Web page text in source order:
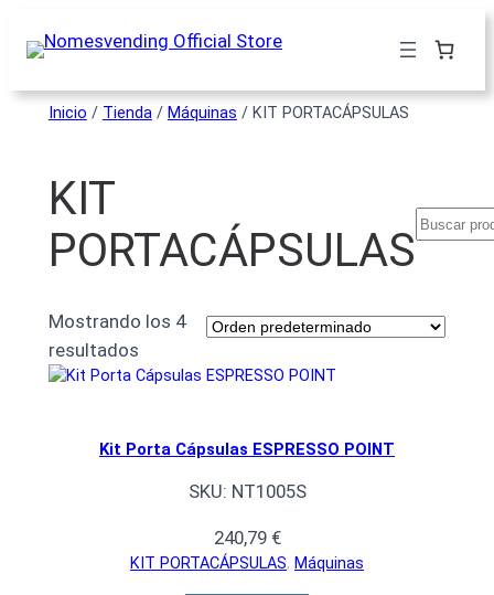
Inicio / Tienda/ Máquinas / KIT PORTACÁPSULAS
KIT
PORTACÁPSULAS
Mostrando los 4
resultados
Kit Porta Cápsulas ESPRESSO POINT
SKU: NT1005S
240,79 €
KIT PORTACÁPSULAS, Máquinas